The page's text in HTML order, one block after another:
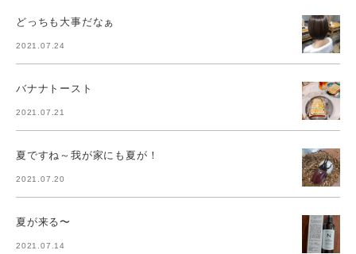
どっちも大事だなぁ
2021.07.24
バナナトースト
2021.07.21
夏ですね～我が家にも夏が！
2021.07.20
夏が来る〜
2021.07.14